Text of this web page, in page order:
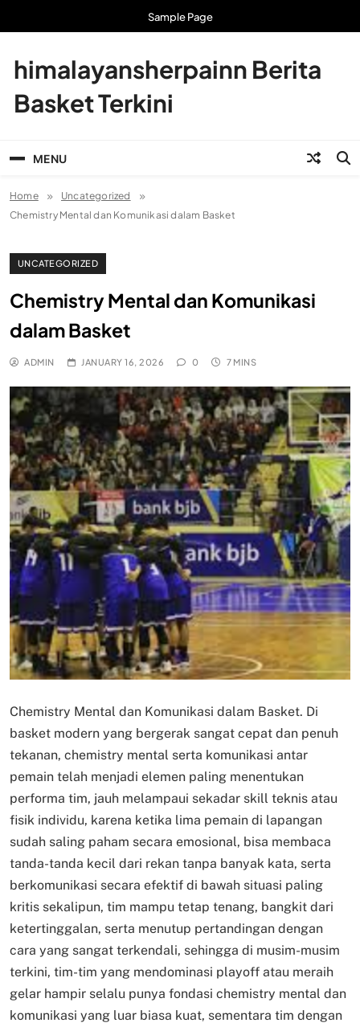
Sample Page
himalayansherpainn Berita
Basket Terkini
MENU
Home
Uncategorized
Chemistry Mental dan Komunikasi dalam Basket
UNCATEGORIZED
Chemistry Mental dan Komunikasi
dalam Basket
ADMIN JANUARY 16, 2026 0 7 MINS
Chemistry Mental dan Komunikasi dalam Basket. Di
basket modern yang bergerak sangat cepat dan penuh
tekanan, chemistry mental serta komunikasi antar
pemain telah menjadi elemen paling menentukan
performa tim, jauh melampaui sekadar skill teknis atau
fisik individu, karena ketika lima pemain di lapangan
sudah saling paham secara emosional, bisa membaca
tanda-tanda kecil dari rekan tanpa banyak kata, serta
berkomunikasi secara efektif di bawah situasi paling
kritis sekalipun, tim mampu tetap tenang, bangkit dari
ketertinggalan, serta menutup pertandingan dengan
cara yang sangat terkendali, sehingga di musim-musim
terkini, tim-tim yang mendominasi playoff atau meraih
gelar hampir selalu punya fondasi chemistry mental dan
komunikasi yang luar biasa kuat, sementara tim dengan